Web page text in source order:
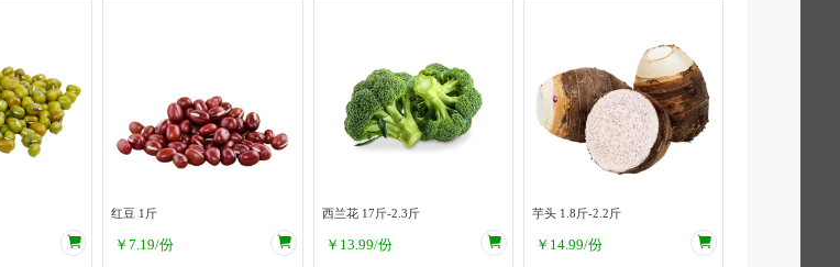
红豆 1斤
￥7.19/份
西兰花 17斤-2.3斤
￥ 13.99/份
芋头 1.8斤-2.2斤
￥ 14.99/份